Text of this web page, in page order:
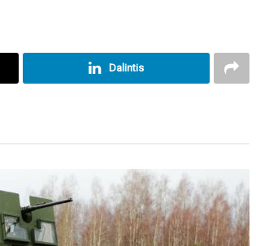
Dalintis